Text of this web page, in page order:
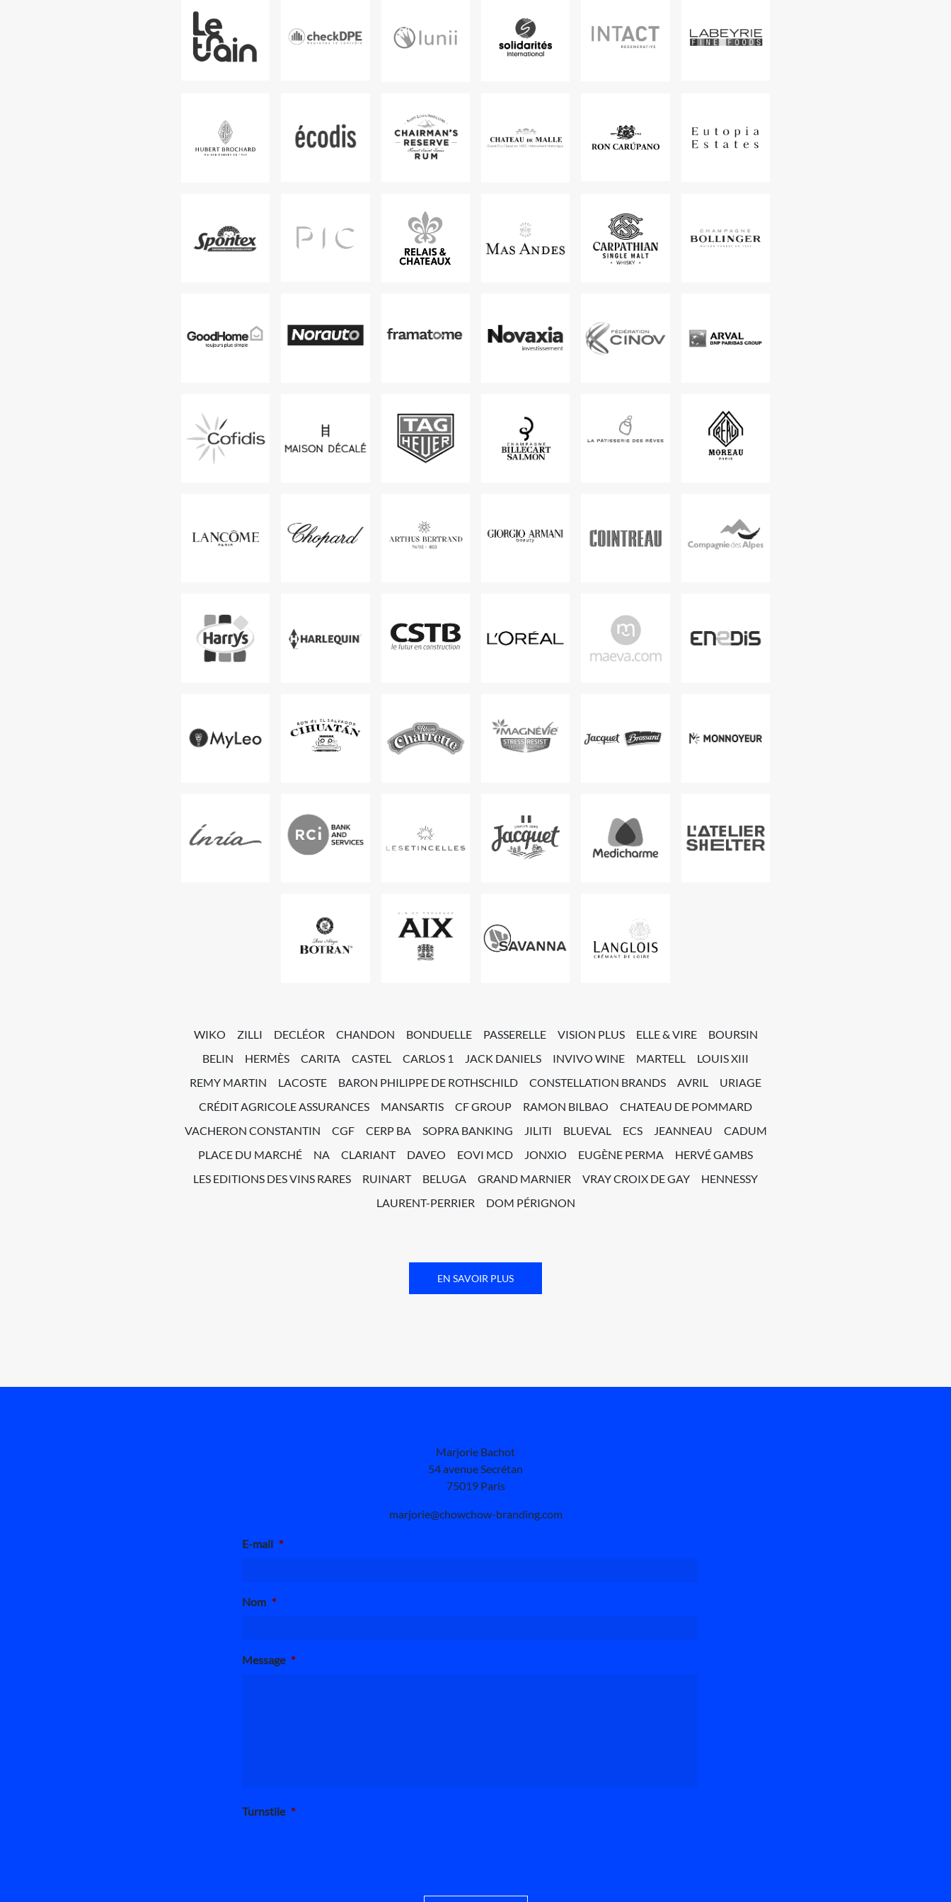
WIKO ZILLI DECLÉOR CHANDON BONDUELLE PASSERELLE VISION PLUS ELLE & VIRE
BOURSIN
BELIN
HERMÈS CARITA CASTEL CARLOS 1 JACK DANIELS INVIVO WINE MARTELL
LOUIS XIII
REMY MARTIN
LACOSTE BARON PHILIPPE DE ROTHSCHILD CONSTELLATION BRANDS AVRIL
URIAGE
CRÉDIT AGRICOLE ASSURANCES
MANSARTIS CF GROUP RAMON BILBAO
CHATEAU DE POMMARD
VACHERON CONSTANTIN
CGF CERP BA SOPRA BANKING JILITI BLUEVAL ECS JEANNEAU
CADUM
PLACE DU MARCHÉ
NA CLARIANT DAVEO EOVI MCD JONXIO EUGÈNE PERMA
HERVÉ GAMBS
LES EDITIONS DES VINS RARES
RUINART BELUGA GRAND MARNIER VRAY CROIX DE GAY
HENNESSY
LAURENT-PERRIER
DOM PÉRIGNON
EN SAVOIR PLUS
Marjorie Bachot
54 avenue Secrétan
75019 Paris
marjorie@chowchow-branding.com
E-mail *
Nom *
Message *
Turnstile *